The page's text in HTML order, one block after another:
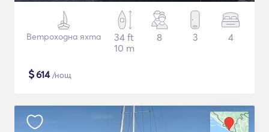
Ветроходна яхта
34 ft
10 m
8 3 4
$614/нощ